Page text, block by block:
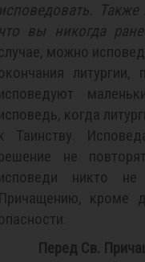
исповедовать.
что вы никогда
можно
когда
Таинству.
не
никто
Причащению, кроме
Перед Св.